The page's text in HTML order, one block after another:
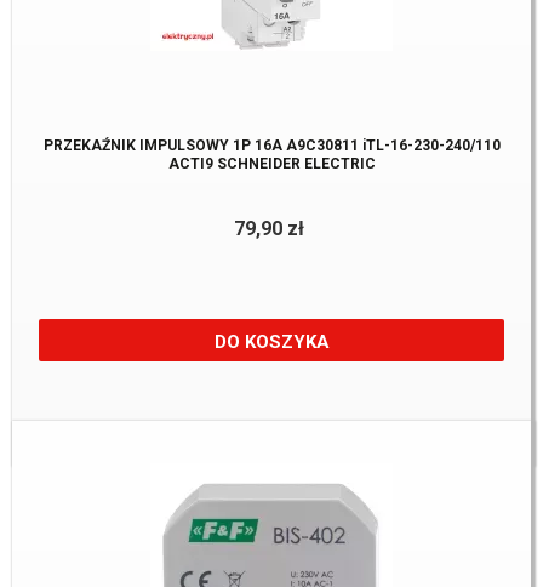
PRZEKAŹNIK IMPULSOWY 1P 16A A9C30811 iTL-16-230-240/110
ACTI9 SCHNEIDER ELECTRIC
79,90 zł
DO KOSZYKA
Dostępne:3 Szt.